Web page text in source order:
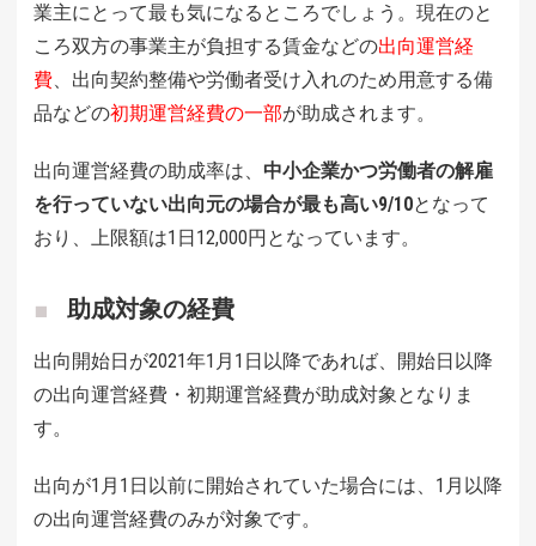
業主にとって最も気になるところでしょう。現在のと
ころ双方の事業主が負担する賃金などの出向運営経
費、出向契約整備や労働者受け入れのため用意する備
品などの初期運営経費の一部が助成されます。
出向運営経費の助成率は、 中小企業かつ労働者の解雇
を行っていない出向元の場合が最も高い9/10となって
おり、上限額は1日12,000円となっています。
助成対象の経費
出向開始日が2021年1月1日以降であれば、開始日以降
の出向運営経費・初期運営経費が助成対象となりま
す。
出向が1月1日以前に開始されていた場合には、1月以降
の出向運営経費のみが対象です。